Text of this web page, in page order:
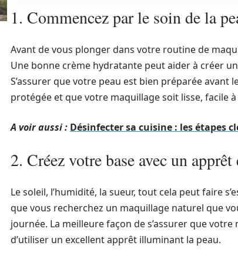
1. Commencez par le soin de la
Avant de vous plonger dans votre routine de
Une bonne crème hydratante peut aider à créer
S’assurer que votre peau est bien préparée
protégée et que votre maquillage soit lisse, facile
A voir aussi : Désinfecter sa cuisine : les étapes
2. Créez votre base avec un
Le soleil, l’humidité, la sueur, tout cela peut faire
que vous recherchez un maquillage naturel que
journée. La meilleure façon de s’assurer que
d’utiliser un excellent apprêt illuminant la peau.